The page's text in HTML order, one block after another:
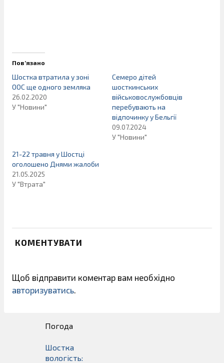
Пов’язано
Шостка втратила у зоні
ООС ще одного земляка
26.02.2020
У "Новини"
Семеро дітей
шосткинських
військовослужбовців
перебувають на
відпочинку у Бельгії
09.07.2024
У "Новини"
21-22 травня у Шостці
оголошено Днями жалоби
21.05.2025
У "Втрата"
КОМЕНТУВАТИ
Щоб відправити коментар вам необхідно
авторизуватись
Погода
Шостка
вологість: